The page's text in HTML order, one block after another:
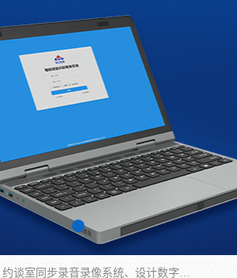
深圳鼎立宏泰科技有限公司专注做语音录像系统；主要服务有：约谈室同步录音录像系统、设计数字询问同步录音录像、数字约谈室同步录音录像、公开听证室、智慧庭审、智能语音识别转写、远程提讯（提审）、记录仪、远程指挥综合管理平台、录播系统等